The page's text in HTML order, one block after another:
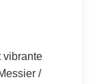
vibrante
/